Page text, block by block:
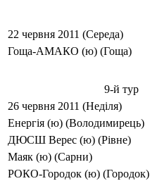
22 червня 2011 (Середа)
Гоща-АМАКО (ю) (Гоща)
9-й тур
26 червня 2011 (Неділя)
Енергія (ю) (Володимирець)
ДЮСШ Верес (ю) (Рівне)
Маяк (ю) (Сарни)
РОКО-Городок (ю) (Городок)